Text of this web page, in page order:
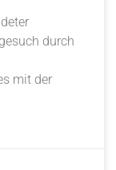
durch
mit der